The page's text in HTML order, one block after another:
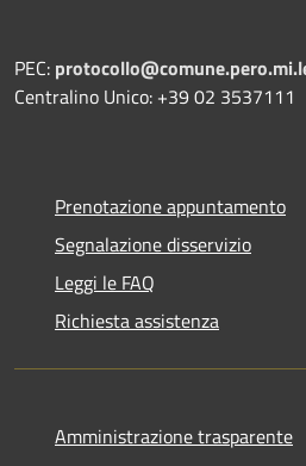
PEC:
Centralino Unico: +39 02 3537111
Prenotazione appuntamento
Segnalazione disservizio
Leggi le FAQ
Richiesta assistenza
Amministrazione trasparente